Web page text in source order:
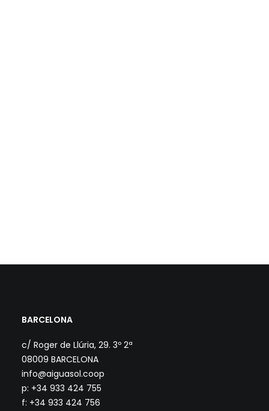
BARCELONA
c/ Roger de Llúria, 29. 3º 2ª
08009 BARCELONA
info@aiguasol.coop
p: +34 933 424 755
f: +34 933 424 756